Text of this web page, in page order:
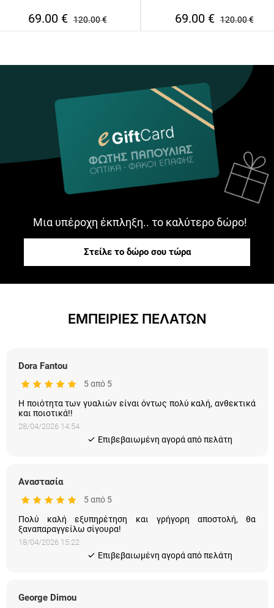
69.00 € 120.00€ 69.00 € 120.00€
Μια υπέροχη έκπληξη.. το καλύτερο δώρο!
Στείλε το δώρο σου τώρα
ΕΜΠΕΙΡΙΕΣ ΠΕΛΑΤΩΝ
Dora Fantou
5 από 5
Η ποιότητα των γυαλιών είναι όντως πολύ καλή, ανθεκτικά
και ποιοτικά!!
28/04/2026 14:54
Eπιβεβαιωμένη αγορά από πελάτη
Αναστασία
5 από 5
Πολύ καλή εξυπηρέτηση και γρήγορη αποστολή, θα
ξαναπαραγγείλω σίγουρα!
18/04/2026 15:22
Eπιβεβαιωμένη αγορά από πελάτη
George Dimou